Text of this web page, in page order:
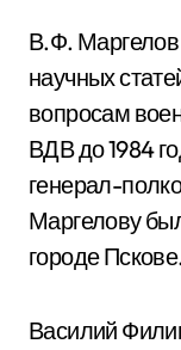
В.Ф.
научных
вопросам
ВДВ до 1984
генерал-
Маргелову
городе
Василий